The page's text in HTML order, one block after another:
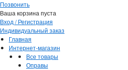
Позвонить
Ваша корзина пуста
Вход / Регистрация
Индивидуальный заказ
Главная
Интернет-магазин
Все товары
Оправы